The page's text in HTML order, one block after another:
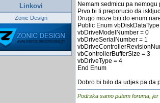
Linkovi
Zonic Design
Nemam sedmicu pa
Prvo bi ti preporucio da
Drugo moze biti do enum
Public Enum vbDiskDataType
vbDriveModelNumber = 0
vbDriveSerialNumber = 1
vbControllerBufferSize = 3
vbDriveType = 4
End Enum
Dobro bi bilo da udjes pa da
Podrska samo putem foruma, jer